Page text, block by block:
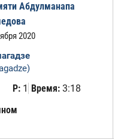
Абдулманапа
2020
Р:1 Время:3:18